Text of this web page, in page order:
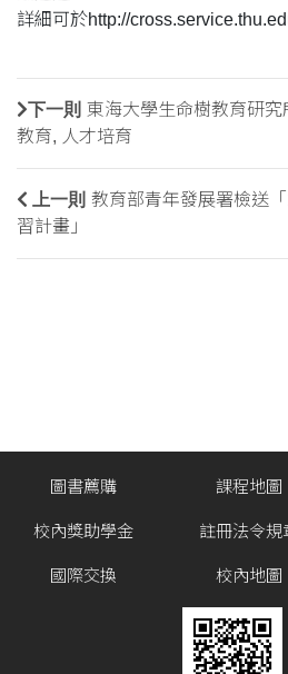
詳細可於http://
下一則 東海大學生命樹教育研
教育, 人才培育
上一則 教育部青年發展署檢送
習計畫」
圖書薦購
校內獎助學金
國際交換
課程地圖
註冊法令規
校內地圖